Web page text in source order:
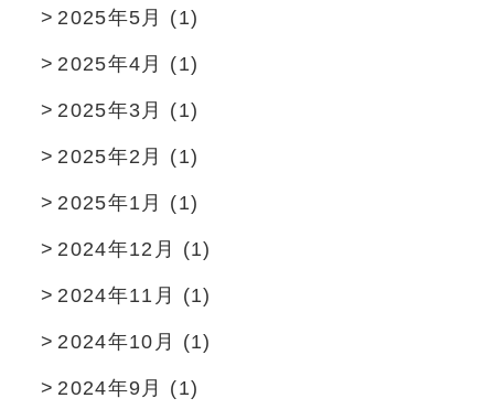
2025年5月 (1)
2025年4月 (1)
2025年3月 (1)
2025年2月 (1)
2025年1月 (1)
2024年12月 (1)
2024年11月 (1)
2024年10月 (1)
2024年9月 (1)